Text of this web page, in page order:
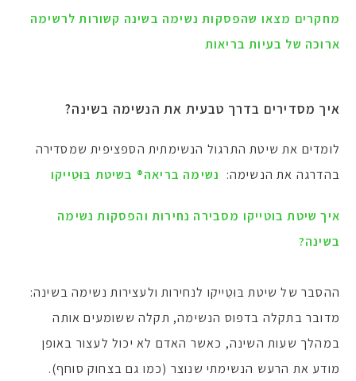
מחקרים מצאו שהפסקות נשימה בשינה קשורות לרשימה
ארוכה של בעיות בריאות
איך מסדירים בדרך טבעית את הנשימה בשינה?
לומדים את שיטת התרגול הנשימתית הספציפית שמסדירה
בהדרגה את הנשימה: נשימה בריאה® בשיטת בּוּטֵייקו
איך שיטת בוטייקו מסבירה נחירות והפסקות נשימה
בשינה?
ההסבר של שיטת בּוּטֵייקו לנחירות ולעצירות נשימה בשינה:
מדובר בתקלה בדפוס הנשימה, תקלה ששומעים אותה
במהלך שעות השינה, כאשר האדם לא יכול לעצור באופן
מודע את הרעש הנשימתי שנוצר (כמו גם בצחוק סוחף).